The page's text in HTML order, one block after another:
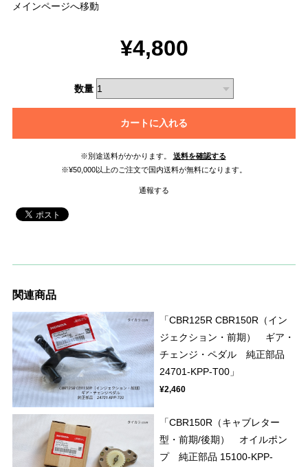
メインページへ移動
¥4,800
数量
カートに入れる
※別途送料がかかります。
送料を確認する
※¥50,000以上のご注文で国内送料が無料になります。
通報する
関連商品
「CBR125R CBR150R（イン
ジェクション・前期） ギア・
チェンジ・ペダル 純正部品
24701-KPP-T00」
¥2,460
「CBR150R（キャブレター
型・前期/後期） オイルポン
プ 純正部品 15100-KPP-